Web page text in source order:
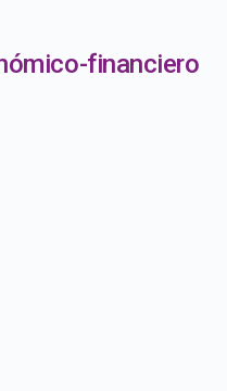
financiero